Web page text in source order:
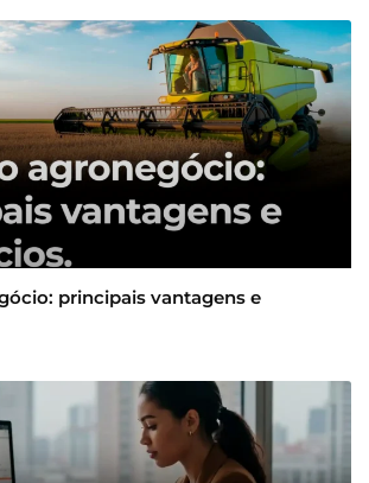
principais vantagens e